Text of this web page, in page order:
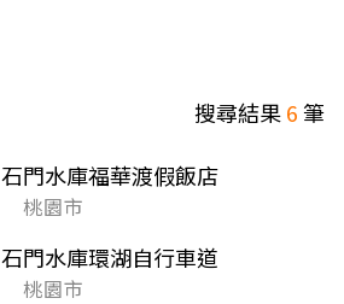
搜尋結果6筆
石門水庫福華渡假飯店
桃園市
石門水庫環湖自行車道
桃園市